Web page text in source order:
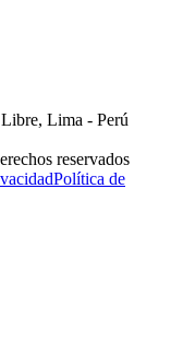
Libre, Lima - Perú
reservados
Política de